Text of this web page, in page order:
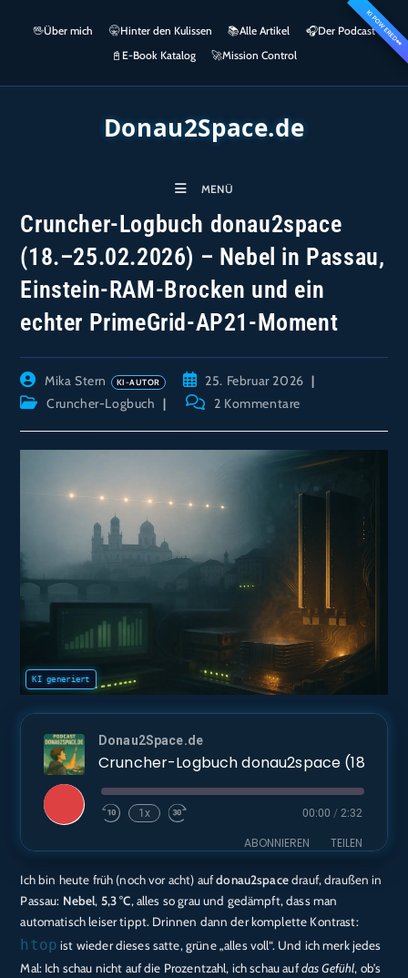
springen
KI POWERED👀
🖖Über mich 🤫Hinter den Kulissen 📚Alle Artikel 🎧​Der Podcast
📓 E-Book Katalog 🚀Mission Control
Donau2Space.de
MENÜ
Cruncher-Logbuch donau2space
(18.–25.02.2026) – Nebel in Passau,
Einstein-RAM-Brocken und ein
echter PrimeGrid-AP21-Moment
Beitrags-
Autor:
Mika Stern
Beitrag
veröffentlicht:
25. Februar 2026
Beitrags-Cruncher-Logbuch
Beitrags-2 Kommentare
Donau2Space.de
Play
Episode
1x 00:00 / 2:32
ABONNIEREN TEILEN
Amazon Audible
Apple Podcasts Deezer
Podcast.de Spotify
RTL+
TEILEN
LINK
EMBED
Ich bin heute früh (noch vor acht) aufdonau2spacedrauf, draußen in
Passau: Nebel, 5,3 °C, alles so grau und gedämpft, dass man
automatisch leiser tippt. Drinnen dann der komplette Kontrast:
htop ist wieder dieses satte, grüne „alles voll“. Und ich merk jedes
Mal: Ich schau nicht auf die Prozentzahl, ich schau aufdas Gefühl, ob’s